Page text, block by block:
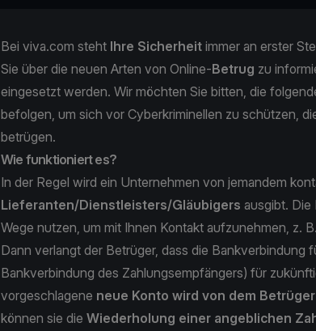
Bei viva.com steht Ihre Sicherheit immer an erster
Sie über die neuen Arten von Online-Betrug zu
eingesetzt werden. Wir möchten Sie bitten, die
befolgen, um sich vor Cyberkriminellen zu schützen,
betrügen.
Wie funktioniert es?
In der Regel wird ein Unternehmen von jemandem
Lieferanten/Dienstleisters/Gläubigers ausgibt.
Wege nutzen, um mit Ihnen Kontakt aufzunehmen, z.
Dann verlangt der Betrüger, dass die Bankverbindung
Bankverbindung des Zahlungsempfängers) für
vorgeschlagene neue Konto wird von dem
können sie die Wiederholung einer angeblichen